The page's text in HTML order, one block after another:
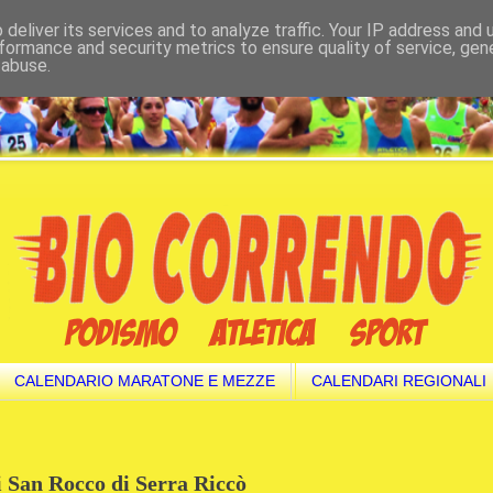
CALENDARIO MARATONE E MEZZE CALENDARI REGIONALI
Rocco di Serra Riccò
its services and to analyze traffic. Your IP address and
and security metrics to ensure quality of service,